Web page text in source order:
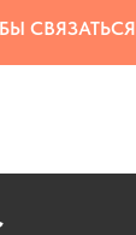
СВЯЗАТЬСЯ